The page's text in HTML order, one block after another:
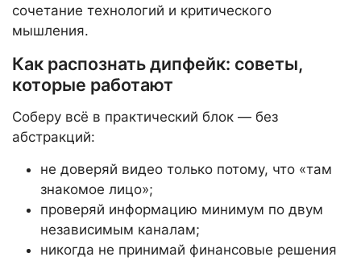
сочетание технологий и критического
мышления.
Как распознать дипфейк: советы,
которые работают
Соберу всё в практический блок — без
абстракций:
не доверяй видео только потому, что «там
знакомое лицо»;
проверяй информацию минимум по двум
независимым каналам;
никогда не принимай финансовые решения